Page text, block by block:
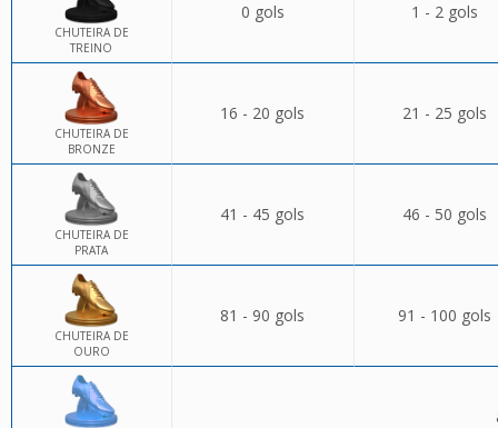
CHUTEIRA DE
TREINO
0 gols 1 - 2 gols
CHUTEIRA DE
BRONZE
16 - 20 gols 21 - 25 gols
CHUTEIRA DE
PRATA
41 - 45 gols 46 - 50 gols
CHUTEIRA DE
OURO
81 - 90 gols 91 - 100 gols